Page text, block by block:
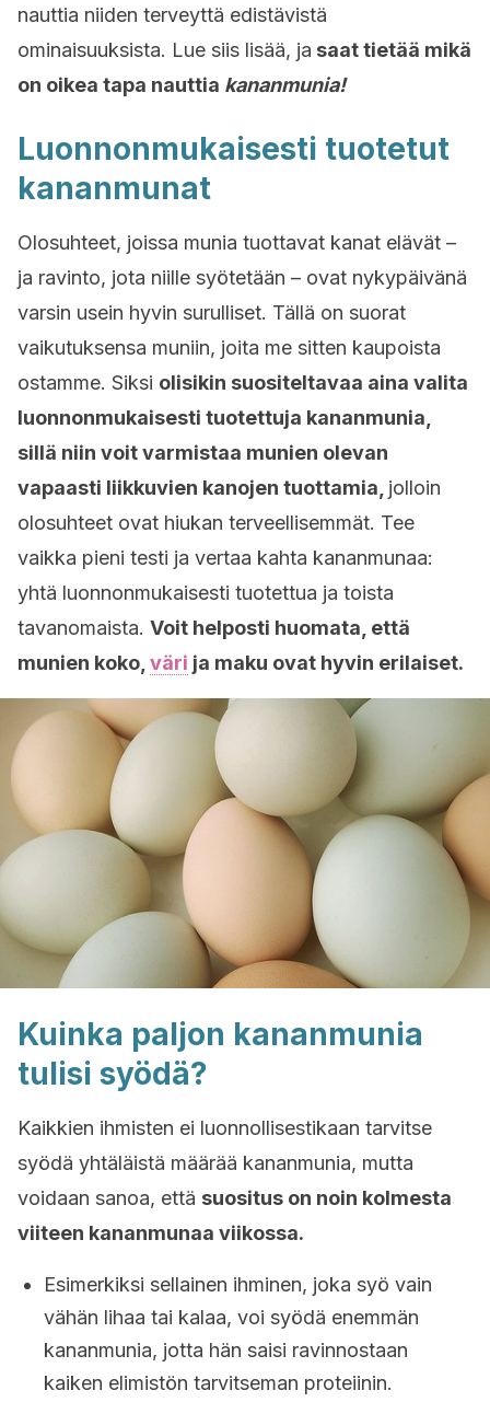
nauttia niiden terveyttä edistävistä
ominaisuuksista. Lue siis lisää, ja saat tietää mikä
on oikea tapa nauttia kananmunia!
Luonnonmukaisesti tuotetut
kananmunat
Olosuhteet, joissa munia tuottavat kanat elävät –
ja ravinto, jota niille syötetään – ovat nykypäivänä
varsin usein hyvin surulliset. Tällä on suorat
vaikutuksensa muniin, joita me sitten kaupoista
ostamme. Siksi olisikin suositeltavaa aina valita
luonnonmukaisesti tuotettuja kananmunia,
sillä niin voit varmistaa munien olevan
vapaasti liikkuvien kanojen tuottamia, jolloin
olosuhteet ovat hiukan terveellisemmät. Tee
vaikka pieni testi ja vertaa kahta kananmunaa:
yhtä luonnonmukaisesti tuotettua ja toista
tavanomaista. Voit helposti huomata, että
munien koko, väri ja maku ovat hyvin erilaiset.
Kuinka paljon kananmunia
tulisi syödä?
Kaikkien ihmisten ei luonnollisestikaan tarvitse
syödä yhtäläistä määrää kananmunia, mutta
voidaan sanoa, että suositus on noin kolmesta
viiteen kananmunaa viikossa.
Esimerkiksi sellainen ihminen, joka syö vain
vähän lihaa tai kalaa, voi syödä enemmän
kananmunia, jotta hän saisi ravinnostaan
kaiken elimistön tarvitseman proteiinin.